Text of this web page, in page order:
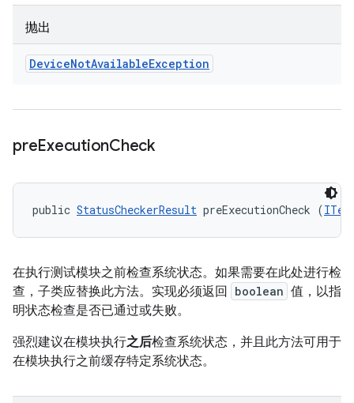
抛出
DeviceNotAvailableException
preExecutionCheck
public StatusCheckerResult preExecutionCheck (
在执行测试模块之前检查系统状态。如果需要在此处进行检
查，子类应替换此方法。实现必须返回
boolean 值，以指
明状态检查是否已通过或失败。
强烈建议在模块执行之后检查系统状态，并且此方法可用于
在模块执行之前缓存特定系统状态。